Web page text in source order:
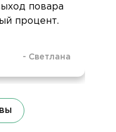
повара
процент.
- Светлана